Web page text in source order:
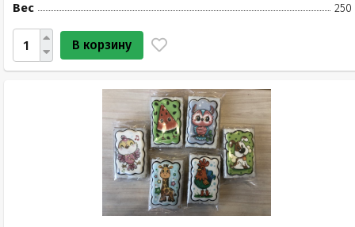
Вес
250
В корзину